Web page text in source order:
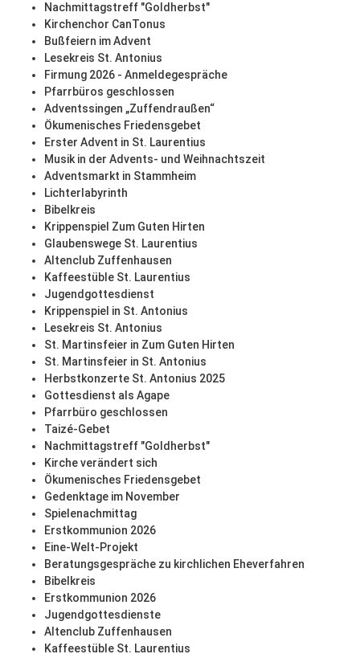
Nachmittagstreff "Goldherbst"
Kirchenchor CanTonus
Bußfeiern im Advent
Lesekreis St. Antonius
Firmung 2026 - Anmeldegespräche
Pfarrbüros geschlossen
Adventssingen „Zuffendraußen“
Ökumenisches Friedensgebet
Erster Advent in St. Laurentius
Musik in der Advents- und Weihnachtszeit
Adventsmarkt in Stammheim
Lichterlabyrinth
Bibelkreis
Krippenspiel Zum Guten Hirten
Glaubenswege St. Laurentius
Altenclub Zuffenhausen
Kaffeestüble St. Laurentius
Jugendgottesdienst
Krippenspiel in St. Antonius
Lesekreis St. Antonius
St. Martinsfeier in Zum Guten Hirten
St. Martinsfeier in St. Antonius
Herbstkonzerte St. Antonius 2025
Gottesdienst als Agape
Pfarrbüro geschlossen
Taizé-Gebet
Nachmittagstreff "Goldherbst"
Kirche verändert sich
Ökumenisches Friedensgebet
Gedenktage im November
Spielenachmittag
Erstkommunion 2026
Eine-Welt-Projekt
Beratungsgespräche zu kirchlichen Eheverfahren
Bibelkreis
Erstkommunion 2026
Jugendgottesdienste
Altenclub Zuffenhausen
Kaffeestüble St. Laurentius